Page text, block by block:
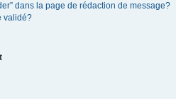
dans la page de rédaction de message?
validé?